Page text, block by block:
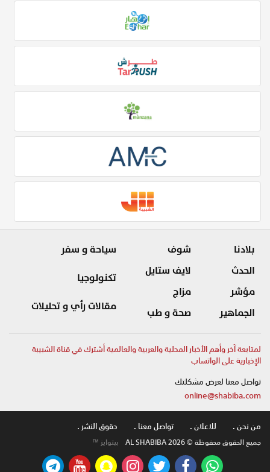
بلادنا
الحدث
مؤشر
الجماهير
شوف
لايف ستايل
مزاج
صحة و طب
سياحة و سفر
تكنولوجيا
مقالات رأي و تحليلات
لمتابعة آخر وأهم الأخبار المحلية والعربية والعالمية أشترك في قناة الشبيبة
الإخبارية على الواتساب
تواصل معنا لعرض مشكلتك
online@shabiba.com
من نحن .
للاعلان . تواصل معنا . حقوق النشر .
جميع الحقوق محفوظة © AL SHABIBA 2026 بيتوايز ™